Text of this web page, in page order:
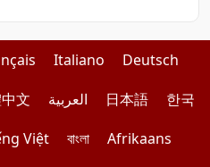
Italiano
Deutsch
文 العربية 日本語
한국
Việt বাংলা
Afrikaans